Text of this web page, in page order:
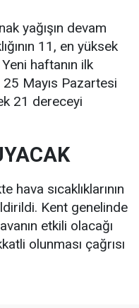
yağışın devam
11, en yüksek
haftanın ilk
Mayıs Pazartesi
21 dereceyi
sıcaklıklarının
Kent genelinde
etkili olacağı
olunması çağrısı